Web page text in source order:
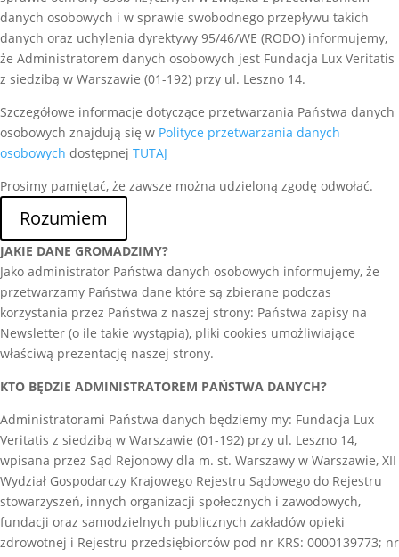
danych osobowych i w sprawie swobodnego przepływu takich
danych oraz uchylenia dyrektywy 95/46/WE (RODO) informujemy,
że Administratorem danych osobowych jest Fundacja Lux Veritatis
z siedzibą w Warszawie (01-192) przy ul. Leszno 14.
Szczegółowe informacje dotyczące przetwarzania Państwa danych
osobowych znajdują się w Polityce przetwarzania danych
osobowych dostępnej TUTAJ
Prosimy pamiętać, że zawsze można udzieloną zgodę odwołać.
Rozumiem
JAKIE DANE GROMADZIMY?
Jako administrator Państwa danych osobowych informujemy, że
przetwarzamy Państwa dane które są zbierane podczas
korzystania przez Państwa z naszej strony: Państwa zapisy na
Newsletter (o ile takie wystąpią), pliki cookies umożliwiające
właściwą prezentację naszej strony.
KTO BĘDZIE ADMINISTRATOREM PAŃSTWA DANYCH?
Administratorami Państwa danych będziemy my: Fundacja Lux
Veritatis z siedzibą w Warszawie (01-192) przy ul. Leszno 14,
wpisana przez Sąd Rejonowy dla m. st. Warszawy w Warszawie, XII
Wydział Gospodarczy Krajowego Rejestru Sądowego do Rejestru
stowarzyszeń, innych organizacji społecznych i zawodowych,
fundacji oraz samodzielnych publicznych zakładów opieki
zdrowotnej i Rejestru przedsiębiorców pod nr KRS: 0000139773; nr